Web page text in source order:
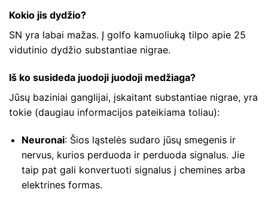
Kokio jis dydžio?
SN yra labai mažas. Į golfo kamuoliuką tilpo apie 25
vidutinio dydžio substantiae nigrae.
Iš ko susideda juodoji juodoji medžiaga?
Jūsų baziniai ganglijai, įskaitant substantiae nigrae, yra
tokie (daugiau informacijos pateikiama toliau):
Neuronai: Šios ląstelės sudaro jūsų smegenis ir
nervus, kurios perduoda ir perduoda signalus. Jie
taip pat gali konvertuoti signalus į chemines arba
elektrines formas.